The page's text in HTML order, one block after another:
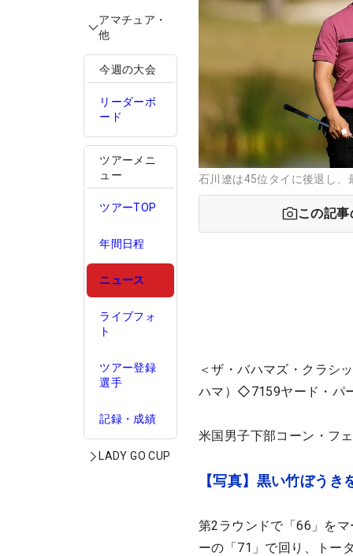
アマチュア・
他
今週の大会
リーダーボ
ード
ツアーメニ
ュー
ツアーTOP
年間日程
ニュース
ライブフォ
ト
ツアー登録
選手
記録・成績
LADY GO CUP
石川遼は45位タイに後退し
この記
＜ザ・バハマズ・クラ
ハマ）◇7159ヤード・パ
米国男子下部コーン・フ
【写真】黒い竹ぼう
第2ラウンドで「66」を
ーの「71」で回り、トー